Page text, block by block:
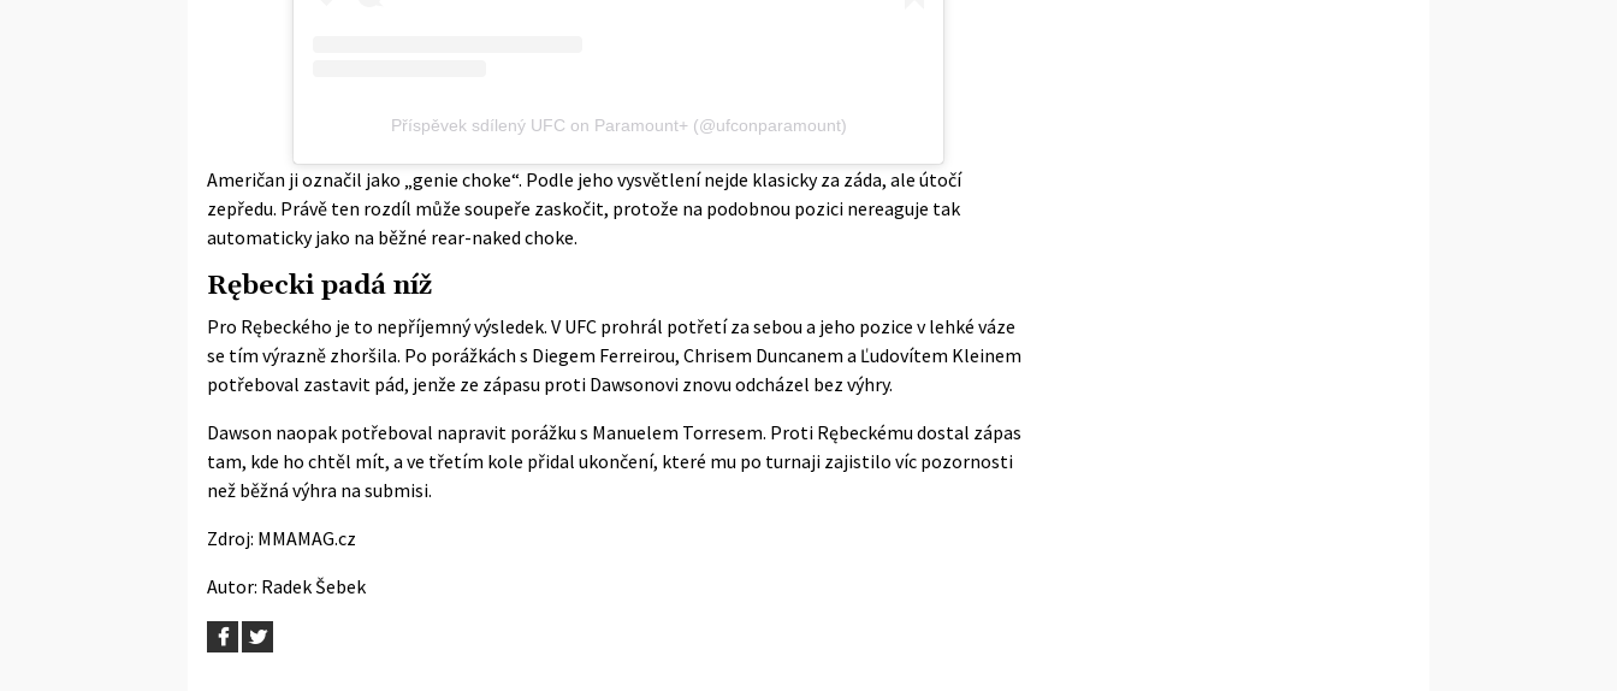
Příspěvek sdílený UFC on Paramount+ (@ufconparamount)
Američan ji označil jako „genie choke“. Podle jeho vysvětlení nejde klasicky za záda, ale útočí
zepředu. Právě ten rozdíl může soupeře zaskočit, protože na podobnou pozici nereaguje tak
automaticky jako na běžné rear-naked choke.
Rębecki padá níž
Pro Rębeckého je to nepříjemný výsledek. V UFC prohrál potřetí za sebou a jeho pozice v lehké váze
se tím výrazně zhoršila. Po porážkách s Diegem Ferreirou, Chrisem Duncanem a Ľudovítem Kleinem
potřeboval zastavit pád, jenže ze zápasu proti Dawsonovi znovu odcházel bez výhry.
Dawson naopak potřeboval napravit porážku s Manuelem Torresem. Proti Rębeckému dostal zápas
tam, kde ho chtěl mít, a ve třetím kole přidal ukončení, které mu po turnaji zajistilo víc pozornosti
než běžná výhra na submisi.
Zdroj: MMAMAG.cz
Autor: Radek Šebek